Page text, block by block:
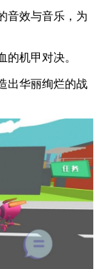
音效与音乐，为
的机甲对决。
出华丽绚烂的战